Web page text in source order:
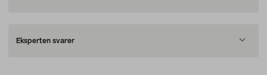
Eksperten svarer